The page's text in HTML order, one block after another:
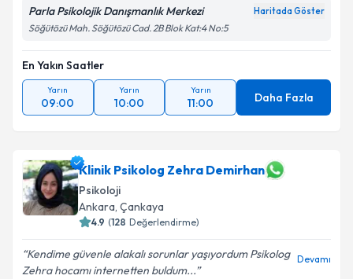
Parla Psikolojik Danışmanlık Merkezi Haritada Göster
Söğütözü Mah. Söğütözü Cad. 2B Blok Kat:4 No:5
En Yakın Saatler
Yarın
09:00
Yarın
10:00
Yarın
11:00 Daha Fazla
Klinik Psikolog Zehra Demirhan
Psikoloji
Ankara, Çankaya
4.9 (128 Değerlendirme)
Kendime güvenle alakalı sorunlar yaşıyordum Psikolog
Zehra hocamı internetten buldum...
Devamı